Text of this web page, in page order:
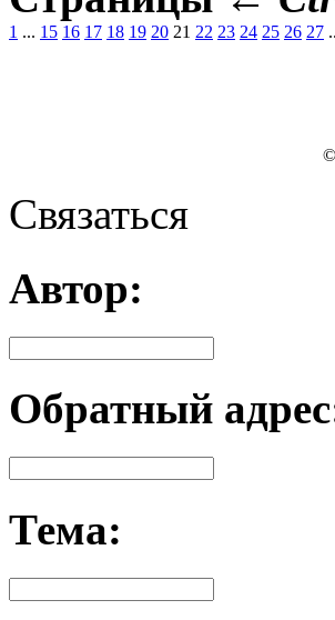
1 ... 15 16 17 18 19 20 21 22 23 24 25 26 27
Связаться
Автор:
Обратный
Тема: